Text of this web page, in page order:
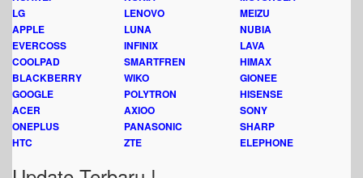
LG
LENOVO
MEIZU
APPLE
LUNA
NUBIA
EVERCOSS
INFINIX
LAVA
COOLPAD
SMARTFREN
HIMAX
BLACKBERRY
WIKO
GIONEE
GOOGLE
POLYTRON
HISENSE
ACER
AXIOO
SONY
ONEPLUS
PANASONIC
SHARP
HTC
ZTE ELEPHONE